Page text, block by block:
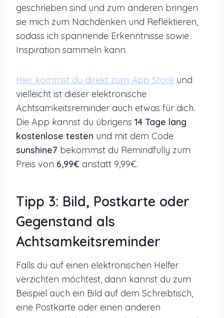
geschrieben sind und zum anderen bringen
sie mich zum Nachdenken und Reflektieren,
sodass ich spannende Erkenntnisse sowie
Inspiration sammeln kann.
Hier kommst du direkt zum App Store und
vielleicht ist dieser elektronische
Achtsamkeitsreminder auch etwas für dich.
Die App kannst du übrigens 14 Tage lang
kostenlose testen und mit dem Code
sunshine7 bekommst du Remindfully zum
Preis von 6,99€ anstatt 9,99€.
Tipp 3: Bild, Postkarte oder
Gegenstand als
Achtsamkeitsreminder
Falls du auf einen elektronischen Helfer
verzichten möchtest, dann kannst du zum
Beispiel auch ein Bild auf dem Schreibtisch,
eine Postkarte oder einen anderen